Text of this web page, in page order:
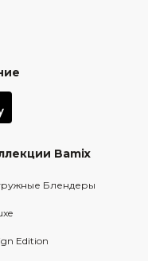
Bamix
Блендеры
Edition